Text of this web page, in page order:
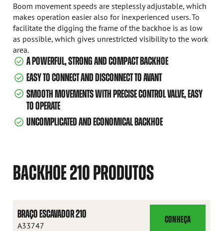
Boom movement speeds are steplessly adjustable, which
makes operation easier also for inexperienced users. To
facilitate the digging the frame of the backhoe is as low
as possible, which gives unrestricted visibility to the work
area.
A POWERFUL, STRONG AND COMPACT BACKHOE
EASY TO CONNECT AND DISCONNECT TO AVANT
SMOOTH MOVEMENTS WITH PRECISE CONTROL VALVE, EASY
TO OPERATE
UNCOMPLICATED AND ECONOMICAL BACKHOE
BACKHOE 210 PRODUTOS
BRAÇO ESCAVADOR 210
A33747
CONHEÇA
BRAÇO